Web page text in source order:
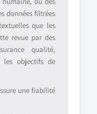
données filtrées
que les
revue par des
qualité,
les objectifs de
une fiabilité